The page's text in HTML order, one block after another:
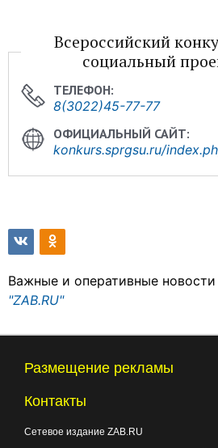
Всероссийский
социальный
8(3022)45-77-77
konkurs.sprgsu.ru/
Важные и оперативные
"ZAB.RU"
Размещение рекламы
Контакты
Сетевое издание ZAB.RU